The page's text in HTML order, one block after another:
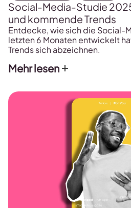
Social-Media-Studie
und kommende Trends
Entdecke, wie sich die Social-
letzten 6 Monaten entwickelt
Trends sich abzeichnen.
Mehr lesen